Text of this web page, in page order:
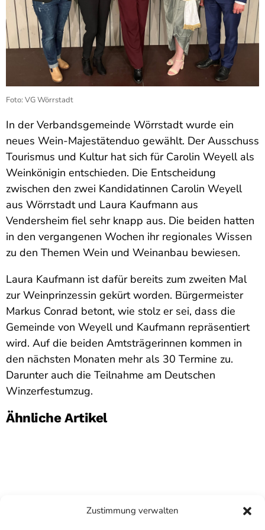
Zustimmung verwalten
Foto: VG Wörrstadt
In der Verbandsgemeinde Wörrstadt wurde ein
neues Wein-Majestätenduo gewählt. Der Ausschuss
Tourismus und Kultur hat sich für Carolin Weyell als
Weinkönigin entschieden. Die Entscheidung
zwischen den zwei Kandidatinnen Carolin Weyell
aus Wörrstadt und Laura Kaufmann aus
Vendersheim fiel sehr knapp aus. Die beiden hatten
in den vergangenen Wochen ihr regionales Wissen
zu den Themen Wein und Weinanbau bewiesen.
Laura Kaufmann ist dafür bereits zum zweiten Mal
zur Weinprinzessin gekürt worden. Bürgermeister
Markus Conrad betont, wie stolz er sei, dass die
Gemeinde von Weyell und Kaufmann repräsentiert
wird. Auf die beiden Amtsträgerinnen kommen in
den nächsten Monaten mehr als 30 Termine zu.
Darunter auch die Teilnahme am Deutschen
Winzerfestumzug.
Ähnliche Artikel